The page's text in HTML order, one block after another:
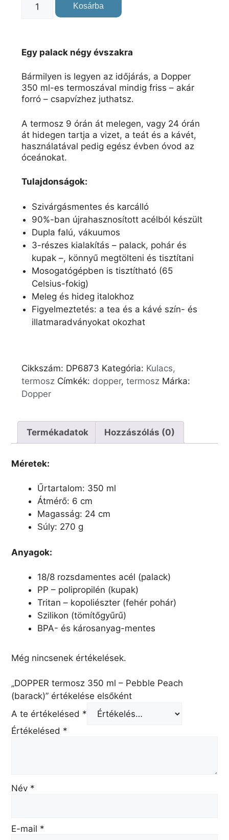
Kosárba
Egy palack négy évszakra
Bármilyen is legyen az időjárás, a Dopper
350 ml-es termoszával mindig friss – akár
forró – csapvízhez juthatsz.
A termosz 9 órán át melegen, vagy 24 órán
át hidegen tartja a vizet, a teát és a kávét,
használatával pedig egész évben óvod az
óceánokat.
Tulajdonságok:
Szivárgásmentes és karcálló
90%-ban újrahasznosított acélból készült
Dupla falú, vákuumos
3-részes kialakítás – palack, pohár és
kupak –, könnyű megtölteni és tisztítani
Mosogatógépben is tisztítható (65
Celsius-fokig)
Meleg és hideg italokhoz
Figyelmeztetés: a tea és a kávé szín- és
illatmaradványokat okozhat
Cikkszám: DP6873 Kategória: Kulacs,
termosz Címkék: dopper, termosz Márka:
Dopper
Termékadatok Hozzászólás (0)
Méretek:
Űrtartalom: 350 ml
Átmérő: 6 cm
Magasság: 24 cm
Súly: 270 g
Anyagok:
18/8 rozsdamentes acél (palack)
PP – polipropilén (kupak)
Tritan – kopoliészter (fehér pohár)
Szilikon (tömítőgyűrű)
BPA- és károsanyag-mentes
Még nincsenek értékelések.
„DOPPER termosz 350 ml – Pebble Peach
(barack)” értékelése elsőként
A te értékelésed *
Értékelésed *
Név *
E-mail *